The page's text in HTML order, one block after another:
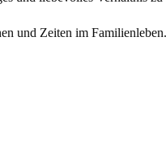
und Zeiten im